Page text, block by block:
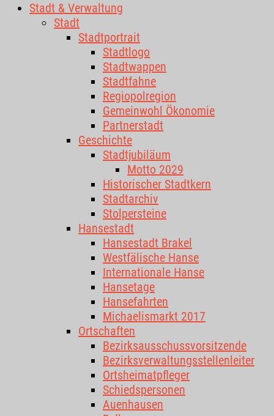
Stadt & Verwaltung
Stadt
Stadtportrait
Stadtlogo
Stadtwappen
Stadtfahne
Regiopolregion
Gemeinwohl Ökonomie
Partnerstadt
Geschichte
Stadtjubiläum
Motto 2029
Historischer Stadtkern
Stadtarchiv
Stolpersteine
Hansestadt
Hansestadt Brakel
Westfälische Hanse
Internationale Hanse
Hansetage
Hansefahrten
Michaelismarkt 2017
Ortschaften
Bezirksausschussvorsitzende
Bezirksverwaltungsstellenleiter
Ortsheimatpfleger
Schiedspersonen
Auenhausen